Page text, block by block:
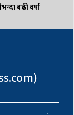
बढी वर्षा